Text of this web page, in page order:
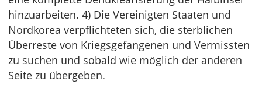
hinzuarbeiten. 4) Die Vereinigten Staaten und
Nordkorea verpflichteten sich, die sterblichen
Überreste von Kriegsgefangenen und Vermissten
zu suchen und sobald wie möglich der anderen
Seite zu übergeben.